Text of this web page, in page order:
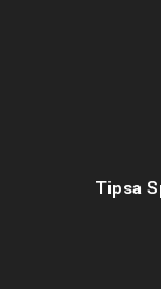
Tipsa